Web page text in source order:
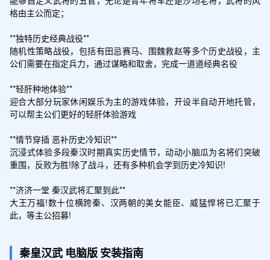
格由主公而定；
**独特历史经典战役**
随机性策略战役，包括有田忌赛马、围魏救赵等多个历史战役，主
公们需要在指定兵力，通过谋略和取舍，完成一道道经典名役
**轻肝种地体验**
迎合大部分玩家休闲娱乐为主的游戏体验，开设半自动开地托管，
可以帮主公们更好的轻肝体验游戏
**情节穿插 恶补历史冷知识**
沉浸式体验多段秦汉时期真实历史情节，动动小脑瓜为名将们突破
重围，反败为胜!除了战斗，还有多种机会学到历史冷知识!
**济济一堂 秦汉武将汇聚到此**
大王万福!数十位横跨秦、汉两朝的美女能臣、威猛悍将已汇聚于
此，等主公招募!
秦皇汉武 电脑版 安装指南